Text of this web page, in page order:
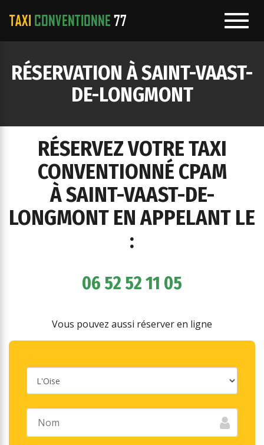
RÉSERVATION À SAINT-VAAST-
DE-LONGMONT
RÉSERVEZ VOTRE TAXI
CONVENTIONNÉ CPAM
À SAINT-VAAST-DE-
LONGMONT EN APPELANT LE
:
06 52 52 11 05
Vous pouvez aussi réserver en ligne